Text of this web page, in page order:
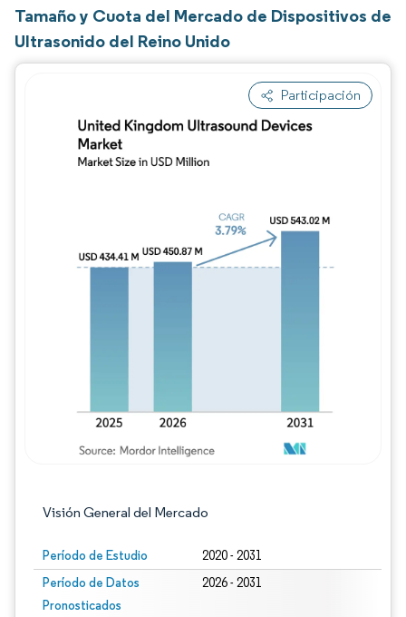
Tamaño y Cuota del Mercado de Dispositivos de
Ultrasonido del Reino Unido
Participación
Visión General del Mercado
Período de Estudio 2020 - 2031
Período de Datos
Pronosticados
2026 - 2031